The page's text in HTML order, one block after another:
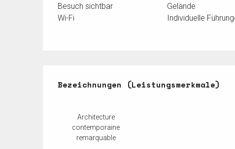
Besuch sichtbar
Gelände
Wi-Fi Individuelle
Bezeichnungen (Leistungsmerkmale)
Bezeichnungen (Leistungsmerkmale)
Architecture
contemporaine
remarquable